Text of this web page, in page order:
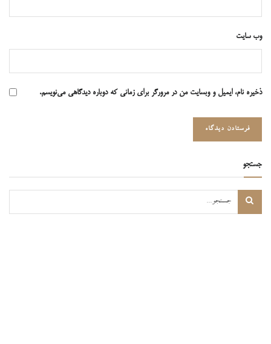
وب‌ سایت
ذخیره نام، ایمیل و وبسایت من در مرورگر برای زمانی که دوباره دیدگاهی می‌نویسم.
جستجو